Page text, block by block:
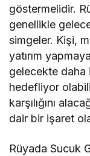
göstermelidir.
genellikle
simgeler. Kişi,
yatırım
gelecekte daha
hedefliyor
karşılığını
dair bir işaret
Rüyada Sucuk